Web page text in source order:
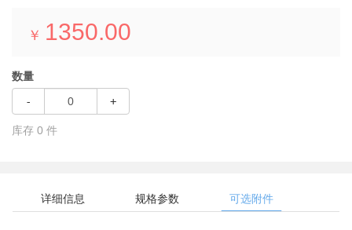
￥ 1350.00
数量
-
+
库存 0 件
详细信息 规格参数 可选附件